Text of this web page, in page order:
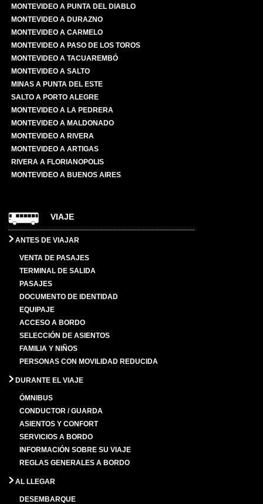
MONTEVIDEO A PUNTA DEL DIABLO
MONTEVIDEO A DURAZNO
MONTEVIDEO A CARMELO
MONTEVIDEO A PASO DE LOS TOROS
MONTEVIDEO A TACUAREMBÓ
MONTEVIDEO A SALTO
MINAS A PUNTA DEL ESTE
SALTO A PORTO ALEGRE
MONTEVIDEO A LA PEDRERA
MONTEVIDEO A MALDONADO
MONTEVIDEO A RIVERA
MONTEVIDEO A ARTIGAS
RIVERA A FLORIANOPOLIS
MONTEVIDEO A BUENOS AIRES
VIAJE
ANTES DE VIAJAR
VENTA DE PASAJES
TERMINAL DE SALIDA
PASAJES
DOCUMENTO DE IDENTIDAD
EQUIPAJE
ACCESO A BORDO
SELECCIÓN DE ASIENTOS
FAMILIA Y NIÑOS
PERSONAS CON MOVILIDAD REDUCIDA
DURANTE EL VIAJE
ÓMNIBUS
CONDUCTOR / GUARDA
ASIENTOS Y CONFORT
SERVICIOS A BORDO
INFORMACIÓN SOBRE SU VIAJE
REGLAS GENERALES A BORDO
AL LLEGAR
DESEMBARQUE